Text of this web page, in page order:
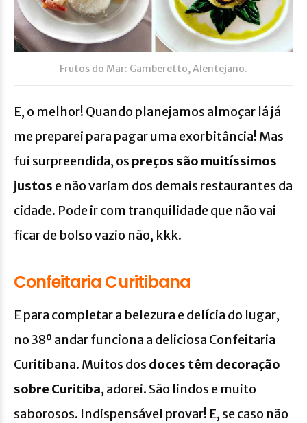
Frutos do Mar: Gamberetto, Alentejano.
E, o melhor! Quando planejamos almoçar lá já
me preparei para pagar uma exorbitância! Mas
fui surpreendida, os preços são muitíssimos
justos e não variam dos demais restaurantes da
cidade. Pode ir com tranquilidade que não vai
ficar de bolso vazio não, kkk.
Confeitaria Curitibana
E para completar a belezura e delícia do lugar,
no 38º andar funciona a deliciosa Confeitaria
Curitibana. Muitos dos doces têm decoração
sobre Curitiba, adorei. São lindos e muito
saborosos. Indispensável provar! E, se caso não